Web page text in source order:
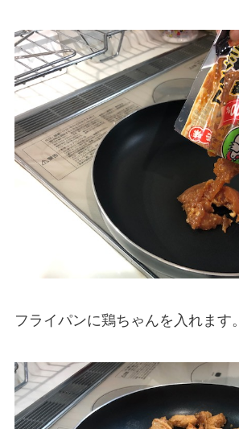
フライパンに鶏ちゃんを入れます。